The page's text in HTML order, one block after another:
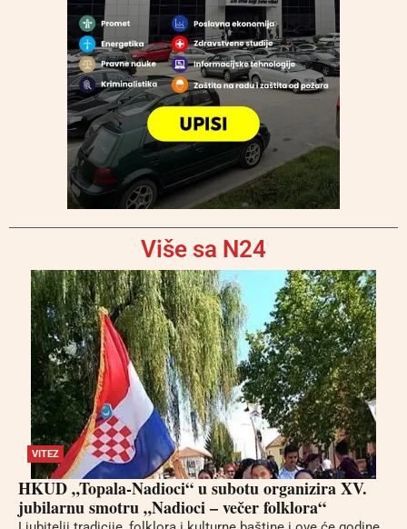
Više sa N24
VITEZ
HKUD „Topala-Nadioci“ u subotu organizira XV.
jubilarnu smotru „Nadioci – večer folklora“